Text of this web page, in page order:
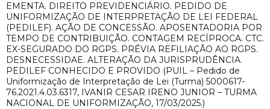
EMENTA. DIREITO PREVIDENCIÁRIO. PEDIDO DE
UNIFORMIZAÇÃO DE INTERPRETAÇÃO DE LEI FEDERAL
(PEDILEF). AÇÃO DE CONCESSÃO. APOSENTADORIA POR
TEMPO DE CONTRIBUIÇÃO. CONTAGEM RECÍPROCA. CTC.
EX-SEGURADO DO RGPS. PRÉVIA REFILIAÇÃO AO RGPS.
DESNECESSIDAE. ALTERAÇÃO DA JURISPRUDÊNCIA.
PEDILEF CONHECIDO E PROVIDO (PUIL – Pedido de
Uniformização de Interpretação de Lei (Turma) 5000617-
76.2021.4.03.6317, IVANIR CESAR IRENO JUNIOR – TURMA
NACIONAL DE UNIFORMIZAÇÃO, 17/03/2025.)